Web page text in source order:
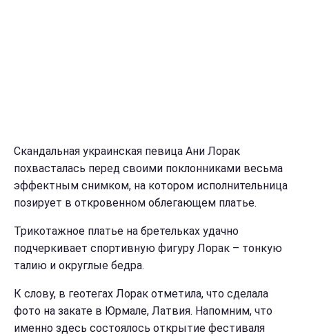
Скандальная украинская певица Ани Лорак
похвасталась перед своими поклонниками весьма
эффектным снимком, на котором исполнительница
позирует в откровенном облегающем платье.
Трикотажное платье на бретельках удачно
подчеркивает спортивную фигуру Лорак – тонкую
талию и округлые бедра.
К слову, в геотегах Лорак отметила, что сделала
фото на закате в Юрмале, Латвия. Напомним, что
именно здесь состоялось открытие фестиваля